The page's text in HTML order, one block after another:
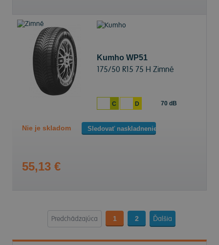
Kumho WP51
175/50 R15 75 H Zimné
C D 70 dB
Nie je skladom Sledovať naskladnenie
55,13 €
Predchádzajúca 1 2 Ďalšia